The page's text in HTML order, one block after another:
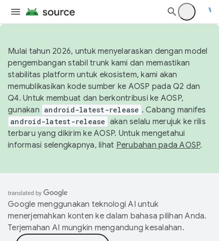
Mulai tahun 2026, untuk menyelaraskan dengan model
pengembangan stabil trunk kami dan memastikan
stabilitas platform untuk ekosistem, kami akan
memublikasikan kode sumber ke AOSP pada Q2 dan
Q4. Untuk membuat dan berkontribusi ke AOSP,
gunakan android-latest-release . Cabang manifes
android-latest-release akan selalu merujuk ke rilis
terbaru yang dikirim ke AOSP. Untuk mengetahui
informasi selengkapnya, lihat Perubahan pada AOSP.
Google menggunakan teknologi AI untuk
menerjemahkan konten ke dalam bahasa pilihan Anda.
Terjemahan AI mungkin mengandung kesalahan.